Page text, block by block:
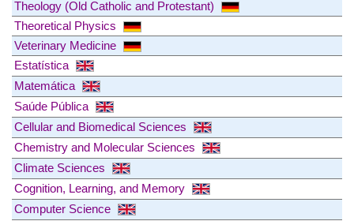
Theology (Old Catholic and Protestant)
Theoretical Physics
Veterinary Medicine
Estatística
Matemática
Saúde Pública
Cellular and Biomedical Sciences
Chemistry and Molecular Sciences
Climate Sciences
Cognition, Learning, and Memory
Computer Science